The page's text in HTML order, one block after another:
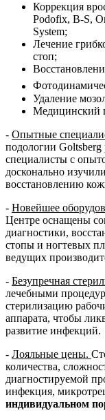
Коррекция
Podofix, B-S,
System;
Лечение
стоп;
Удаление
Медицинский
- Опытные
подологии
специалисты с
досконально
восстановлению
- Новейшее
Центре оснащены
диагностики,
стопы и ногтевых
ведущих
- Безупречная
лечебными
стерилизацию
аппарата, чтобы
развитие инфекций.
- Лояльные цены.
количества,
диагностируемой
инфекция,
индивидуальном